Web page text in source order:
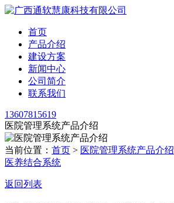
首页
产品介绍
建设方案
新闻中心
公司简介
联系我们
13607815619
医院管理系统产品介绍
当前位置： 首页 > 医院管理系统产品介绍
医养结合系统
返回列表